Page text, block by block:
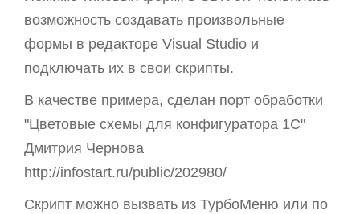
возможность создавать произвольные
формы в редакторе Visual Studio и
подключать их в свои скрипты.
В качестве примера, сделан порт обработки
"Цветовые схемы для конфигуратора 1С"
Дмитрия Чернова
http://infostart.ru/public/202980/
Скрипт можно вызвать из ТурбоМеню или по